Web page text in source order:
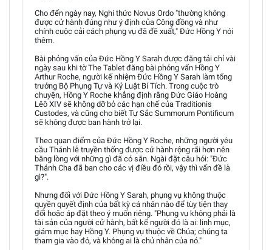
Cho đến ngày nay, Nghi thức Novus Ordo "thường không
được cử hành đúng như ý định của Công đồng và như
chính cuộc cải cách phụng vụ đã đề xuất," Đức Hồng Y nói
thêm.
Bài phỏng vấn của Đức Hồng Y Sarah được đăng tải chỉ vài
ngày sau khi tờ The Tablet đăng bài phỏng vấn Hồng Y
Arthur Roche, người kế nhiệm Đức Hồng Y Sarah làm tổng
trưởng Bộ Phụng Tự và Kỷ Luật Bí Tích. Trong cuộc trò
chuyện, Hồng Y Roche khẳng định rằng Đức Giáo Hoàng
Lêô XIV sẽ không dỡ bỏ các hạn chế của Traditionis
Custodes, và cũng cho biết Tự Sắc Summorum Pontificum
sẽ không được ban hành trở lại.
Theo quan điểm của Đức Hồng Y Roche, những người yêu
cầu Thánh lễ truyền thống được cử hành rộng rãi hơn nên
bằng lòng với những gì đã có sẵn. Ngài đặt câu hỏi: "Đức
Thánh Cha đã ban cho các vị điều đó rồi, vậy thì vấn đề là
gì?".
Nhưng đối với Đức Hồng Y Sarah, phụng vụ không thuộc
quyền quyết định của bất kỳ cá nhân nào để tùy tiện thay
đổi hoặc áp đặt theo ý muốn riêng. "Phụng vụ không phải là
tài sản của người cử hành, bất kể người đó là ai: linh mục,
giám mục hay Hồng Y. Phụng vụ thuộc về Chúa; chúng ta
tham gia vào đó, và không ai là chủ nhân của nó."